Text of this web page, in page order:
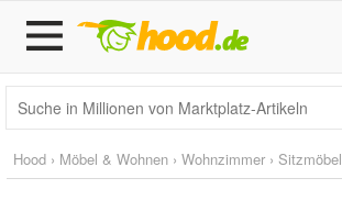
Hood › Möbel & Wohnen › Wohnzimmer › Sitzmöbel